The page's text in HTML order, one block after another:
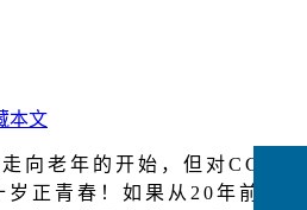
本文
向老年的开始，但对CCF
正青春！如果从 20年前的